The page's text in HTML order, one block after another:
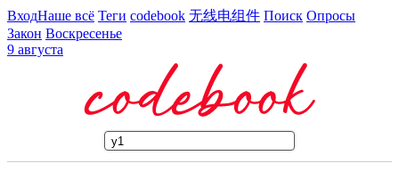
ВходНаше всё Теги codebook 无线电组件 Поиск Опросы
Закон Воскресенье
9 августа